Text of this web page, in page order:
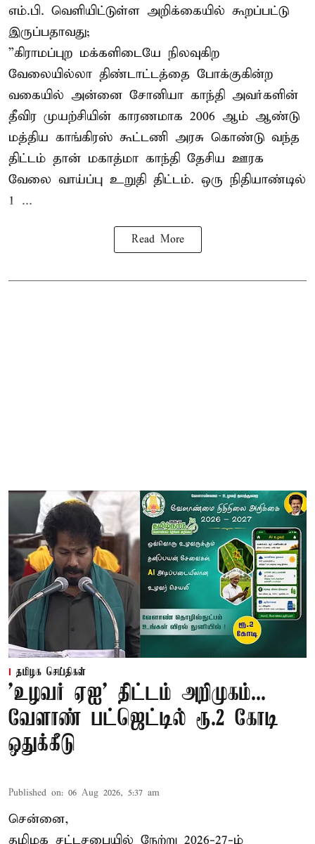
எம்.பி. வெளியிட்டுள்ள அறிக்கையில் கூறப்பட்டு
இருப்பதாவது;
”கிராமப்புற மக்களிடையே நிலவுகிற
வேலையில்லா திண்டாட்டத்தை போக்குகின்ற
வகையில் அன்னை சோனியா காந்தி அவர்களின்
தீவிர முயற்சியின் காரணமாக 2006 ஆம் ஆண்டு
மத்திய காங்கிரஸ் கூட்டணி அரசு கொண்டு வந்த
திட்டம் தான் மகாத்மா காந்தி தேசிய ஊரக
வேலை வாய்ப்பு உறுதி திட்டம். ஒரு நிதியாண்டில்
1 ...
Read More
தமிழக செய்திகள்
'உழவர் ஏஐ' திட்டம் அறிமுகம்...
வேளாண் பட்ஜெட்டில் ரூ.2 கோடி
ஒதுக்கீடு
Published on: 06 Aug 2026, 5:37 am
சென்னை,
தமிழக சட்டசபையில் நேற்று 2026-27-ம்